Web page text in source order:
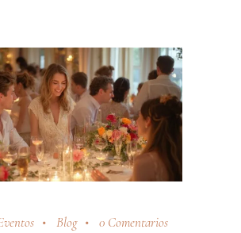
Blog 0 Comentarios